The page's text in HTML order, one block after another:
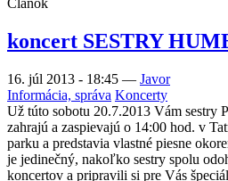
Článok
koncert SESTRY
16. júl 2013 - 18:45 — Javor
Informácia, správa Koncerty
Už túto sobotu 20.7.2013 Vám sestry
zahrajú a zaspievajú o 14:00 hod. v
parku a predstavia vlastné piesne
je jedinečný, nakoľko sestry spolu
koncertov a pripravili si pre Vás